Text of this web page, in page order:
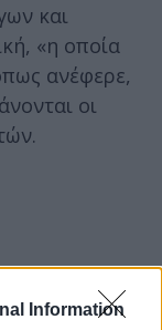
Information
και
«η οποία
ανέφερε,
οι